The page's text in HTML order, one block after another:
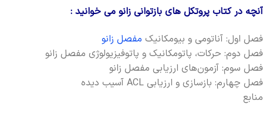
آنچه در کتاب پروتکل های بازتوانی زانو می خوانید :
فصل اول: آناتومی و بیومکانیک مفصل زانو
فصل دوم: حرکات، پاتومکانیک و پاتوفیزیولوژی مفصل زانو
فصل سوم: آزمون­‌های ارزیابی مفصل زانو
فصل چهارم: بازسازی و ارزیابی ACL آسیب دیده
منابع